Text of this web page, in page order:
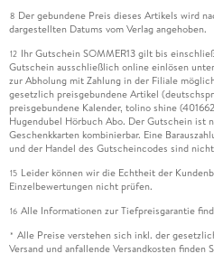
8 Der gebundene Preis dieses Artikels wird
dargestellten Datums vom Verlag angehoben.
12 Ihr Gutschein SOMMER13 gilt bis
Gutschein ausschließlich online einlösen
zur Abholung mit Zahlung in der Filiale
gesetzlich preisgebundene Artikel
preisgebundene Kalender, tolino shine
Hugendubel Hörbuch Abo. Der Gutschein ist
Geschenkkarten kombinierbar. Eine
und der Handel des Gutscheincodes sind
15 Leider können wir die Echtheit der
Einzelbewertungen nicht prüfen.
16 Alle Informationen zur Tiefpreisgarantie
* Alle Preise verstehen sich inkl. der
Versand und anfallende Versandkosten finden